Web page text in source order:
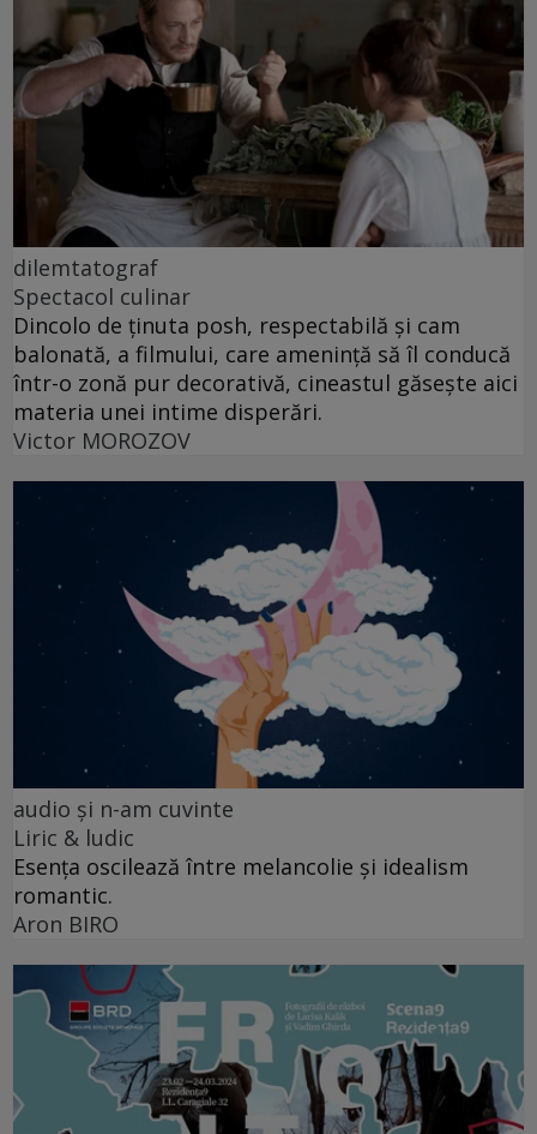
dilemtatograf
Spectacol culinar
Dincolo de ținuta posh, respectabilă și cam
balonată, a filmului, care amenință să îl conducă
într-o zonă pur decorativă, cineastul găsește aici
materia unei intime disperări.
Victor MOROZOV
audio şi n-am cuvinte
Liric & ludic
Esența oscilează între melancolie și idealism
romantic.
Aron BIRO